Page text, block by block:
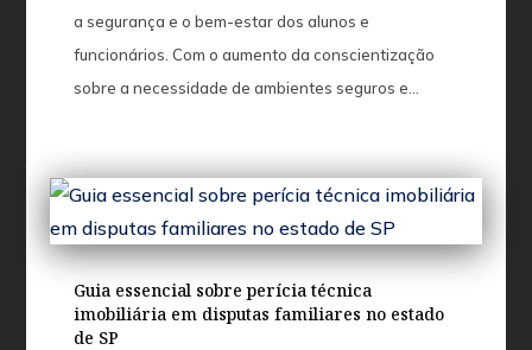
a segurança e o bem-estar dos alunos e
funcionários. Com o aumento da conscientização
sobre a necessidade de ambientes seguros e...
Guia essencial sobre perícia técnica
imobiliária em disputas familiares no estado
de SP